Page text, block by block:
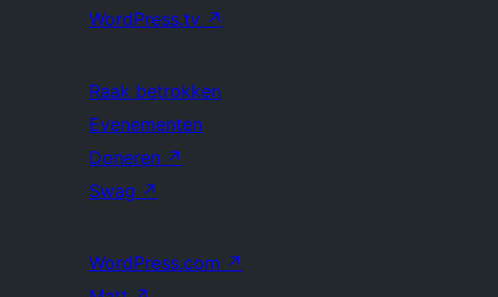
WordPress.tv ↗
Raak betrokken
Evenementen
Doneren ↗
Swag ↗
WordPress.com ↗